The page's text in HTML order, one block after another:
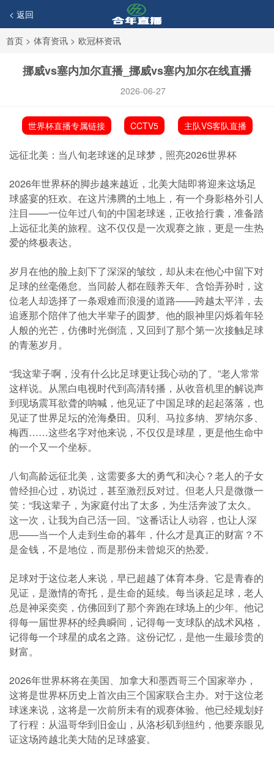
< 返回
首页 > 体育资讯 > 欧冠杯资讯
挪威vs塞内加尔直播_挪威vs塞内加尔在线直播
2026-06-27
世界杯直播专属链接 CCTV5 主队VS客队直播
远征北美：当八旬老球迷的足球梦，照亮2026世界杯
2026年世界杯的脚步越来越近，北美大陆即将迎来这场足
球盛宴的狂欢。在这片沸腾的土地上，有一个身影格外引人
注目——一位年过八旬的中国老球迷，正收拾行囊，准备踏
上远征北美的旅程。这不仅仅是一次观赛之旅，更是一生热
爱的终极表达。
岁月在他的脸上刻下了深深的皱纹，却从未在他心中留下对
足球的丝毫倦怠。当同龄人都在颐养天年、含饴弄孙时，这
位老人却选择了一条艰难而浪漫的道路——跨越太平洋，去
追逐那个陪伴了他大半辈子的圆梦。他的眼神里闪烁着年轻
人般的光芒，仿佛时光倒流，又回到了那个第一次接触足球
的青葱岁月。
“我这辈子啊，没有什么比足球更让我心动的了。”老人常常
这样说。从黑白电视时代到高清转播，从收音机里的解说声
到现场震耳欲聋的呐喊，他见证了中国足球的起起落落，也
见证了世界足坛的沧海桑田。贝利、马拉多纳、罗纳尔多、
梅西……这些名字对他来说，不仅仅是球星，更是他生命中
的一个又一个坐标。
八旬高龄远征北美，这需要多大的勇气和决心？老人的子女
曾经担心过，劝说过，甚至激烈反对过。但老人只是微微一
笑：“我这辈子，为家庭付出了太多，为生活奔波了太久。
这一次，让我为自己活一回。”这番话让人动容，也让人深
思——当一个人走到生命的暮年，什么才是真正的财富？不
是金钱，不是地位，而是那份未曾熄灭的热爱。
足球对于这位老人来说，早已超越了体育本身。它是青春的
见证，是激情的寄托，是生命的延续。每当谈起足球，老人
总是神采奕奕，仿佛回到了那个奔跑在球场上的少年。他记
得每一届世界杯的经典瞬间，记得每一支球队的战术风格，
记得每一个球星的成名之路。这份记忆，是他一生最珍贵的
财富。
2026年世界杯将在美国、加拿大和墨西哥三个国家举办，
这将是世界杯历史上首次由三个国家联合主办。对于这位老
球迷来说，这将是一次前所未有的观赛体验。他已经规划好
了行程：从温哥华到旧金山，从洛杉矶到纽约，他要亲眼见
证这场跨越北美大陆的足球盛宴。